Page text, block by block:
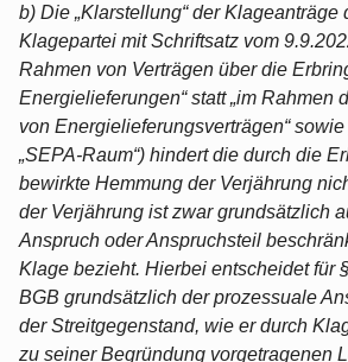
b) Die „Klarstellung“ der Klageanträge
Klagepartei mit Schriftsatz vom
Rahmen von Verträgen über die
Energielieferungen“ statt „im Rahmen
von Energielieferungsverträgen“ sowie
„SEPA-Raum“) hindert die durch die
bewirkte Hemmung der Verjährung
der Verjährung ist zwar grundsätzlich
Anspruch oder Anspruchsteil
Klage bezieht. Hierbei entscheidet für
BGB grundsätzlich der prozessuale
der Streitgegenstand, wie er durch
zu seiner Begründung vorgetragenen